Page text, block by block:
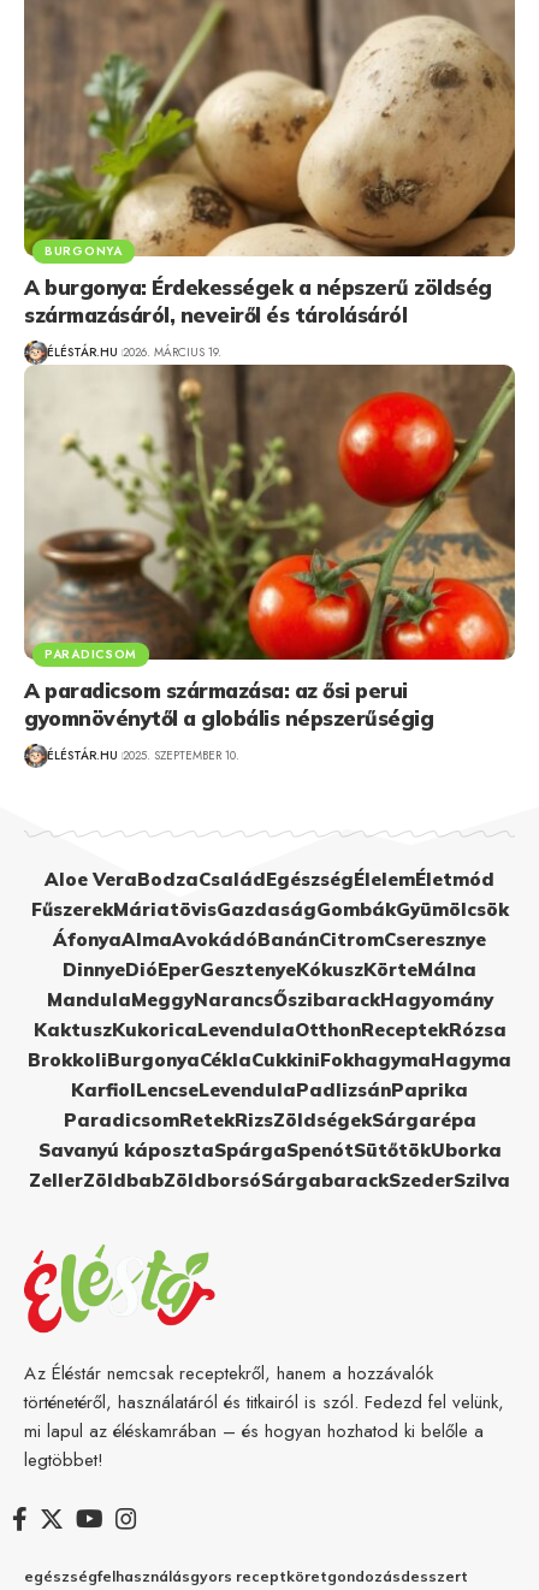
BURGONYA
A burgonya: Érdekességek a népszerű zöldség
származásáról, neveiről és tárolásáról
ÉLÉSTÁR.HU 2026. MÁRCIUS 19.
PARADICSOM
A paradicsom származása: az ősi perui
gyomnövénytől a globális népszerűségig
ÉLÉSTÁR.HU 2025. SZEPTEMBER 10.
Aloe VeraBodzaCsaládEgészségÉlelemÉletmód
FűszerekMáriatövisGazdaságGombákGyümölcsök
ÁfonyaAlmaAvokádóBanánCitromCseresznye
DinnyeDióEperGesztenyeKókuszKörteMálna
MandulaMeggyNarancsŐszibarackHagyomány
KaktuszKukoricaLevendulaOtthonReceptekRózsa
BrokkoliBurgonyaCéklaCukkiniFokhagymaHagyma
KarfiolLencseLevendulaPadlizsánPaprika
ParadicsomRetekRizsZöldségekSárgarépa
Savanyú káposztaSpárgaSpenótSütőtökUborka
ZellerZöldbabZöldborsóSárgabarackSzederSzilva
Az Éléstár nemcsak receptekről, hanem a hozzávalók
történetéről, használatáról és titkairól is szól. Fedezd fel velünk,
mi lapul az éléskamrában – és hogyan hozhatod ki belőle a
legtöbbet!
egészségfelhasználásgyors receptköretgondozásdesszert